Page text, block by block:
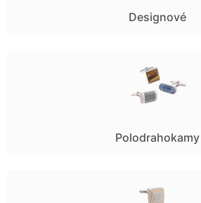
Designové
Polodrahokamy